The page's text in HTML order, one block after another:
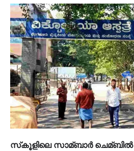
സ്‌കൂളിലെ സാമ്ബാര്‍ ചെമ്ബില്‍